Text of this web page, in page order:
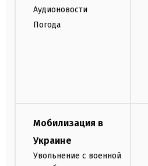
Аудионовости
Погода
Мобилизация в
Украине
Увольнение с военной